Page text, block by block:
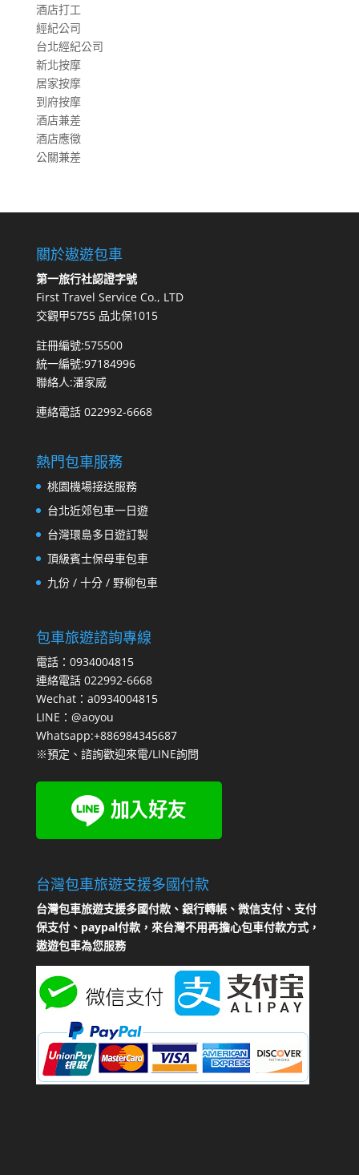
酒店打工
經紀公司
台北經紀公司
新北按摩
居家按摩
到府按摩
酒店兼差
酒店應徵
公關兼差
關於遨遊包車
第一旅行社認證字號
First Travel Service Co., LTD
交觀甲5755 品北保1015
註冊編號:575500
統一編號:97184996
聯絡人:潘家威
連絡電話 022992-6668
熱門包車服務
桃園機場接送服務
台北近郊包車一日遊
台灣環島多日遊訂製
頂級賓士保母車包車
九份 / 十分 / 野柳包車
包車旅遊諮詢專線
電話：0934004815
連絡電話 022992-6668
Wechat：a0934004815
LINE：@aoyou
Whatsapp:+886984345687
※預定、諮詢歡迎來電/LINE詢問
台灣包車旅遊支援多國付款
台灣包車旅遊支援多國付款、銀行轉帳、微信支付、支付
保支付、paypal付款，來台灣不用再擔心包車付款方式，
遨遊包車為您服務